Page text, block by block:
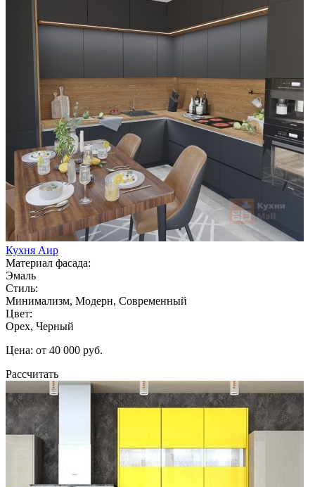
Кухня Аир
Материал фасада:
Эмаль
Стиль:
Минимализм, Модерн, Современный
Цвет:
Орех, Черный
Цена: от 40 000 руб.
Рассчитать